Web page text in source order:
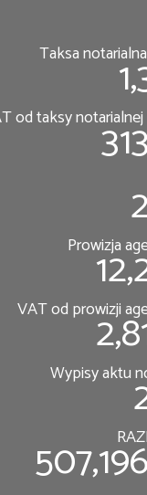
Taksa
od taksy
Prowizja
VAT od prowizji
Wypisy aktu